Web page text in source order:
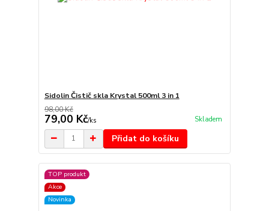
Sidolin Čistič skla Krystal 500ml 3 in 1
98,00 Kč
79,00 Kč/ks Skladem
Přidat do košíku
TOP produkt
Akce
Novinka